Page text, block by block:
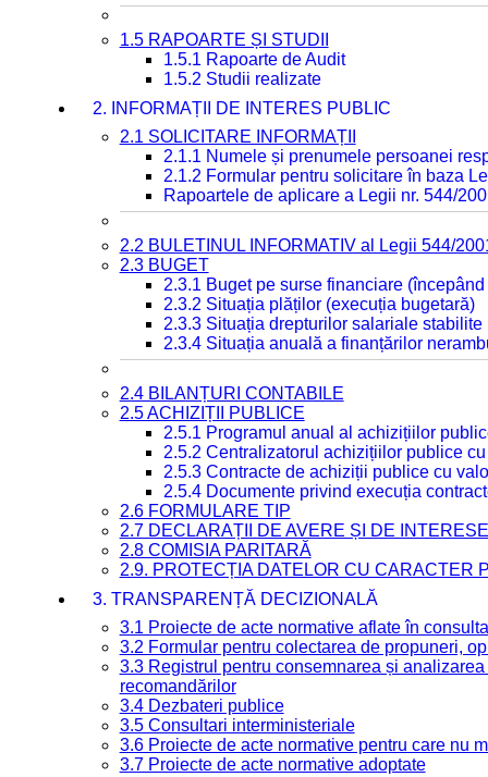
1.5 RAPOARTE ȘI STUDII
1.5.1 Rapoarte de Audit
1.5.2 Studii realizate
2. INFORMAȚII DE INTERES PUBLIC
2.1 SOLICITARE INFORMAȚII
2.1.1 Numele și prenumele persoanei
2.1.2 Formular pentru solicitare în baza
Rapoartele de aplicare a Legii nr. 544/
2.2 BULETINUL INFORMATIV al Legii 544/
2.3 BUGET
2.3.1 Buget pe surse financiare
2.3.2 Situația plăților (execuția bugetară)
2.3.3 Situația drepturilor salariale
2.3.4 Situația anuală a finanțărilor
2.4 BILANȚURI CONTABILE
2.5 ACHIZIȚII PUBLICE
2.5.1 Programul anual al achizițiilor
2.5.2 Centralizatorul achizițiilor publice
2.5.3 Contracte de achiziții publice cu
2.5.4 Documente privind execuția
2.6 FORMULARE TIP
2.7 DECLARAȚII DE AVERE ȘI DE INTERESE
2.8 COMISIA PARITARĂ
2.9. PROTECȚIA DATELOR CU CARACTER
3. TRANSPARENȚĂ DECIZIONALĂ
3.1 Proiecte de acte normative aflate în
3.2 Formular pentru colectarea de propuneri,
3.3 Registrul pentru consemnarea și
recomandărilor
3.4 Dezbateri publice
3.5 Consultari interministeriale
3.6 Proiecte de acte normative pentru care nu
3.7 Proiecte de acte normative adoptate